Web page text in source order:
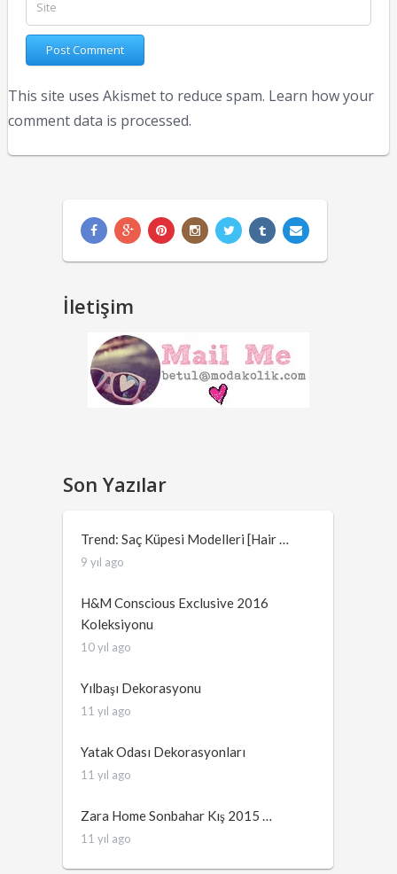
This site uses Akismet to reduce spam. Learn how your
comment data is processed.
İletişim
Son Yazılar
Trend: Saç Küpesi Modelleri [Hair …
9 yıl ago
H&M Conscious Exclusive 2016
Koleksiyonu
10 yıl ago
Yılbaşı Dekorasyonu
11 yıl ago
Yatak Odası Dekorasyonları
11 yıl ago
Zara Home Sonbahar Kış 2015 …
11 yıl ago